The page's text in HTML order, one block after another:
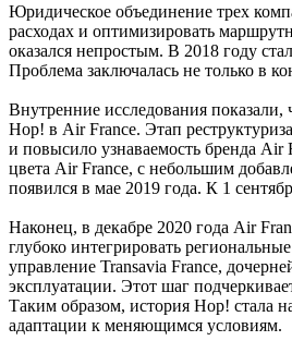
Юридическое объединение трех
расходах и оптимизировать
оказался непростым. В 2018 году
Проблема заключалась не только в
Внутренние исследования
Hop! в Air France. Этап
и повысило узнаваемость бренда
цвета Air France, с небольшим
появился в мае 2019 года. К 1
Наконец, в декабре 2020 года Air
глубоко интегрировать
управление Transavia France,
эксплуатации. Этот шаг
Таким образом, история Hop! стала
адаптации к меняющимся условиям.